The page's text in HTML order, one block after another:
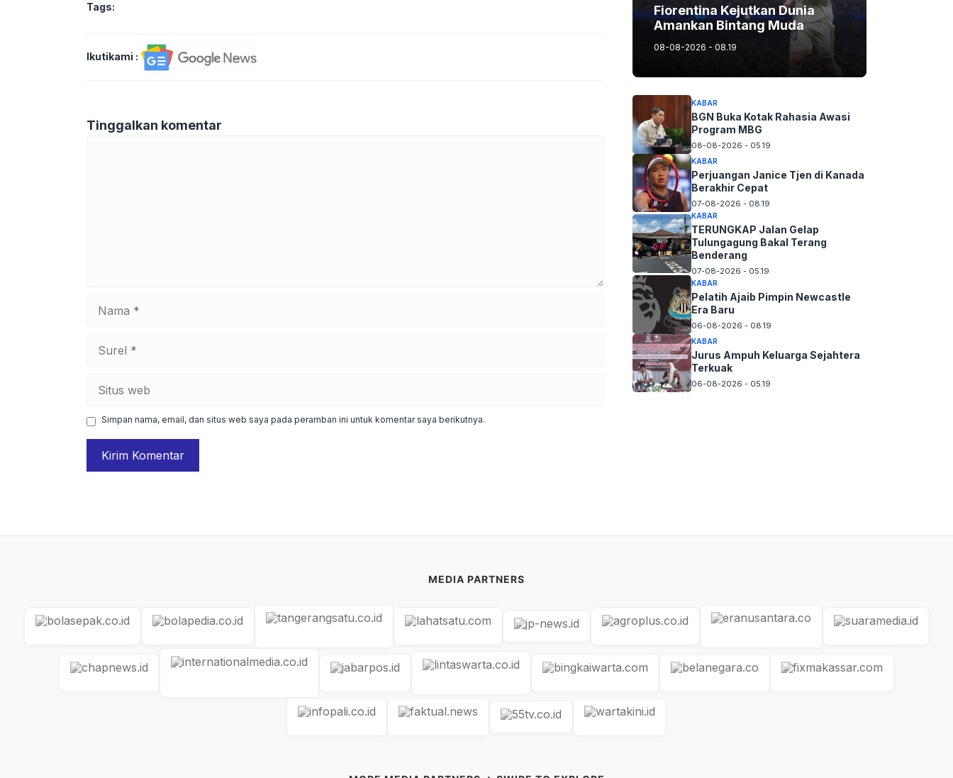
Tags:
Ikutikami :
Tinggalkan komentar
web
Simpan nama, email, dan situs web saya pada peramban ini untuk komentar saya berikutnya.
Fiorentina Kejutkan Dunia
Amankan Bintang Muda
08-08-2026 - 08.19
KABAR
BGN Buka Kotak Rahasia Awasi
Program MBG
08-08-2026 - 05.19
KABAR
Perjuangan Janice Tjen di Kanada
Berakhir Cepat
07-08-2026 - 08.19
KABAR
TERUNGKAP Jalan Gelap
Tulungagung Bakal Terang
Benderang
07-08-2026 - 05.19
KABAR
Pelatih Ajaib Pimpin Newcastle
Era Baru
06-08-2026 - 08.19
KABAR
Jurus Ampuh Keluarga Sejahtera
Terkuak
06-08-2026 - 05.19
MEDIA PARTNERS